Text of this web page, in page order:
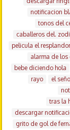
notificacion
tonos del
caballeros del.
pelicula el resplandor
alarma de
bebe diciendo hola
rayo
el
tras la
descargar
grito de gol de